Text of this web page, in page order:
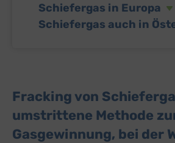
Schiefergas in Europa
Schiefergas auch in
Fracking von
umstrittene Methode
Gasgewinnung, bei der